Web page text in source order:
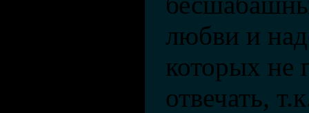
любви и
которых не
отвечать,